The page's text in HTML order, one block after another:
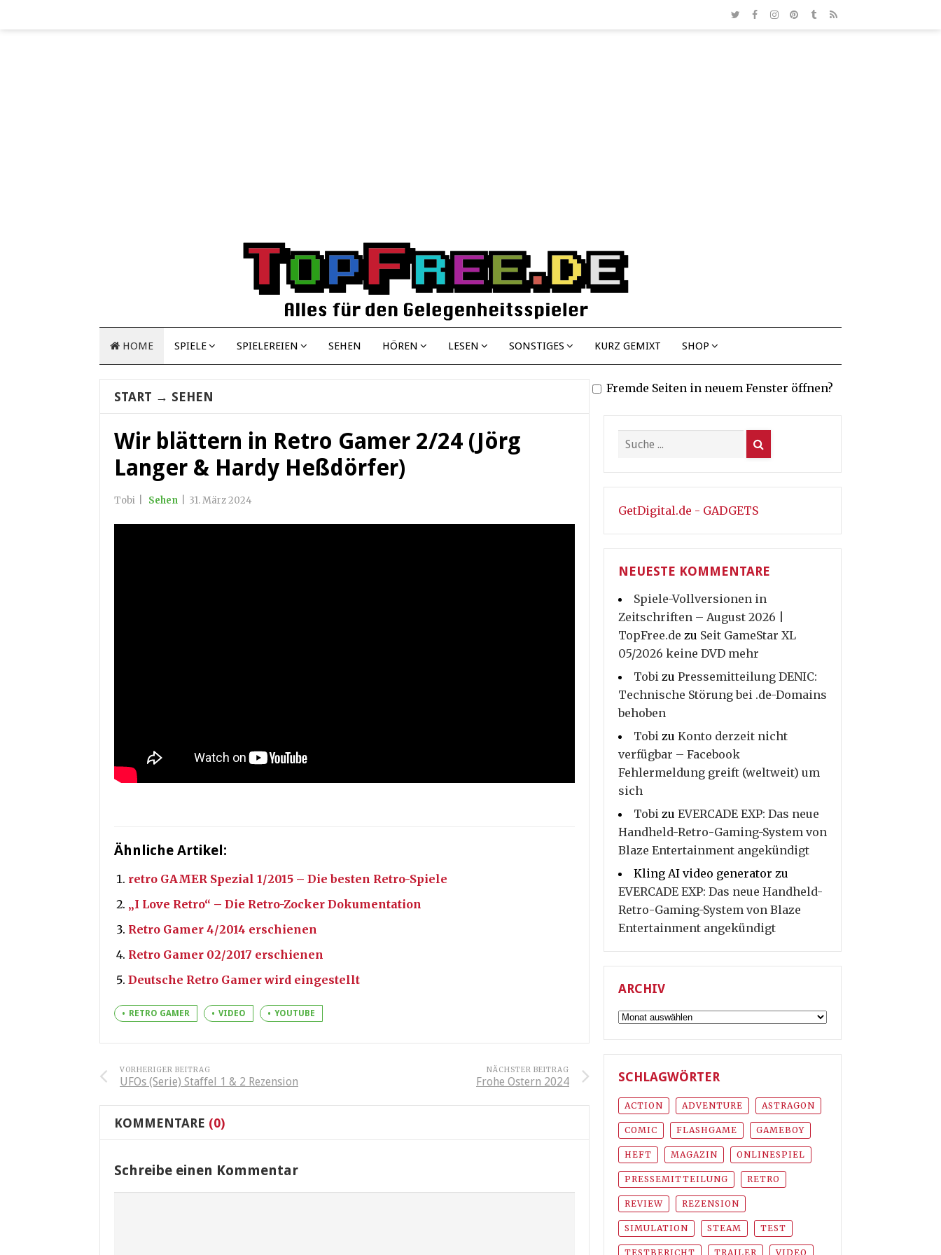
HOME SPIELE SPIELEREIEN SEHEN HÖREN LESEN SONSTIGES KURZ GEMIXT SHOP
START → SEHEN
Wir blättern in Retro Gamer 2/24 (Jörg
Langer & Hardy Heßdörfer)
Tobi Sehen 31. März 2024
Ähnliche Artikel:
retro GAMER Spezial 1/2015 – Die besten Retro-Spiele
„I Love Retro“ – Die Retro-Zocker Dokumentation
Retro Gamer 4/2014 erschienen
Retro Gamer 02/2017 erschienen
Deutsche Retro Gamer wird eingestellt
RETRO GAMER VIDEO YOUTUBE
VORHERIGER BEITRAG
UFOs (Serie) Staffel 1 & 2 Rezension
NÄCHSTER BEITRAG
Frohe Ostern 2024
KOMMENTARE (0)
Schreibe einen Kommentar
Fremde Seiten in neuem Fenster öffnen?
GetDigital.de - GADGETS
NEUESTE KOMMENTARE
Spiele-Vollversionen in
Zeitschriften – August 2026 |
TopFree.de zu Seit GameStar XL
05/2026 keine DVD mehr
Tobi zu Pressemitteilung DENIC:
Technische Störung bei .de-Domains
behoben
Tobi zu Konto derzeit nicht
verfügbar – Facebook
Fehlermeldung greift (weltweit) um
sich
Tobi zu EVERCADE EXP: Das neue
Handheld-Retro-Gaming-System von
Blaze Entertainment angekündigt
Kling AI video generator zu
EVERCADE EXP: Das neue Handheld-
Retro-Gaming-System von Blaze
Entertainment angekündigt
ARCHIV
Archiv
SCHLAGWÖRTER
ACTION ADVENTURE ASTRAGON
COMIC FLASHGAME GAMEBOY
HEFT MAGAZIN ONLINESPIEL
PRESSEMITTEILUNG RETRO
REVIEW REZENSION
SIMULATION STEAM TEST
TESTBERICHT TRAILER VIDEO